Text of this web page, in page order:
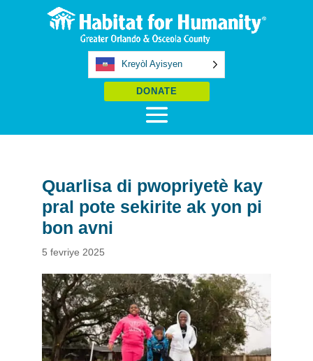
Kreyòl Ayisyen
DONATE
Quarlisa di pwopriyetè kay
pral pote sekirite ak yon pi
bon avni
5 fevriye 2025